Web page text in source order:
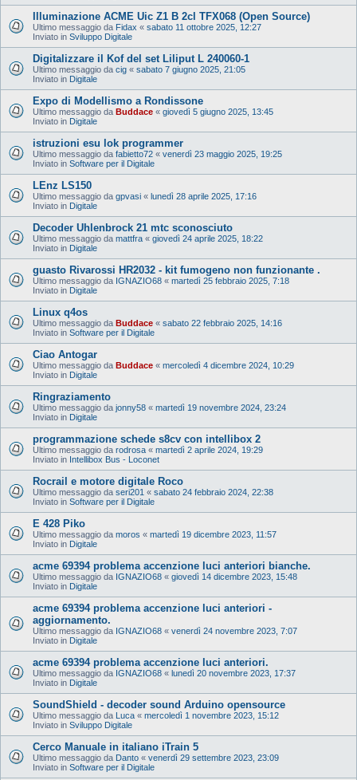
Illuminazione ACME Uic Z1 B 2cl TFX068 (Open Source)
Ultimo messaggio da Fidax « sabato 11 ottobre 2025, 12:27
Inviato in Sviluppo Digitale
Digitalizzare il Kof del set Liliput L 240060-1
Ultimo messaggio da cig « sabato 7 giugno 2025, 21:05
Inviato in Digitale
Expo di Modellismo a Rondissone
Ultimo messaggio da Buddace « giovedì 5 giugno 2025, 13:45
Inviato in Digitale
istruzioni esu lok programmer
Ultimo messaggio da fabietto72 « venerdì 23 maggio 2025, 19:25
Inviato in Software per il Digitale
LEnz LS150
Ultimo messaggio da gpvasi « lunedì 28 aprile 2025, 17:16
Inviato in Digitale
Decoder Uhlenbrock 21 mtc sconosciuto
Ultimo messaggio da mattfra « giovedì 24 aprile 2025, 18:22
Inviato in Digitale
guasto Rivarossi HR2032 - kit fumogeno non funzionante .
Ultimo messaggio da IGNAZIO68 « martedì 25 febbraio 2025, 7:18
Inviato in Digitale
Linux q4os
Ultimo messaggio da Buddace « sabato 22 febbraio 2025, 14:16
Inviato in Software per il Digitale
Ciao Antogar
Ultimo messaggio da Buddace « mercoledì 4 dicembre 2024, 10:29
Inviato in Digitale
Ringraziamento
Ultimo messaggio da jonny58 « martedì 19 novembre 2024, 23:24
Inviato in Digitale
programmazione schede s8cv con intellibox 2
Ultimo messaggio da rodrosa « martedì 2 aprile 2024, 19:29
Inviato in Intellibox Bus - Loconet
Rocrail e motore digitale Roco
Ultimo messaggio da seri201 « sabato 24 febbraio 2024, 22:38
Inviato in Software per il Digitale
E 428 Piko
Ultimo messaggio da moros « martedì 19 dicembre 2023, 11:57
Inviato in Digitale
acme 69394 problema accenzione luci anteriori bianche.
Ultimo messaggio da IGNAZIO68 « giovedì 14 dicembre 2023, 15:48
Inviato in Digitale
acme 69394 problema accenzione luci anteriori -
aggiornamento.
Ultimo messaggio da IGNAZIO68 « venerdì 24 novembre 2023, 7:07
Inviato in Digitale
acme 69394 problema accenzione luci anteriori.
Ultimo messaggio da IGNAZIO68 « lunedì 20 novembre 2023, 17:37
Inviato in Digitale
SoundShield - decoder sound Arduino opensource
Ultimo messaggio da Luca « mercoledì 1 novembre 2023, 15:12
Inviato in Sviluppo Digitale
Cerco Manuale in italiano iTrain 5
Ultimo messaggio da Danto « venerdì 29 settembre 2023, 23:09
Inviato in Software per il Digitale